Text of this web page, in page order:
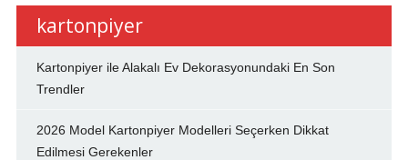
kartonpiyer
Kartonpiyer ile Alakalı Ev Dekorasyonundaki En Son
Trendler
2026 Model Kartonpiyer Modelleri Seçerken Dikkat
Edilmesi Gerekenler